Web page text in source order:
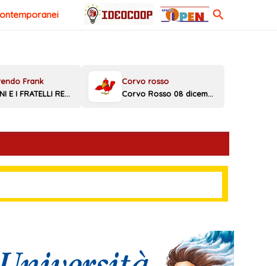
Cerca
MELONI E I FRATELLI REGGINI Corvo Rosso 08 dicembre 2025